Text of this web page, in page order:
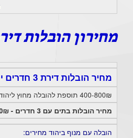
מחירון הובלות
מחיר הובלות דירת 3 חדרים ינוע בין 2000₪ ל 120₪ בתוך יהוד.
400-800₪ תוספת להובלה מחוץ ליהוד עד 35 ק"מ
מחיר הובלות בתים עם 3 חדרים - 1200₪-2000₪
הובלה עם מנוף ביהוד מחירים: